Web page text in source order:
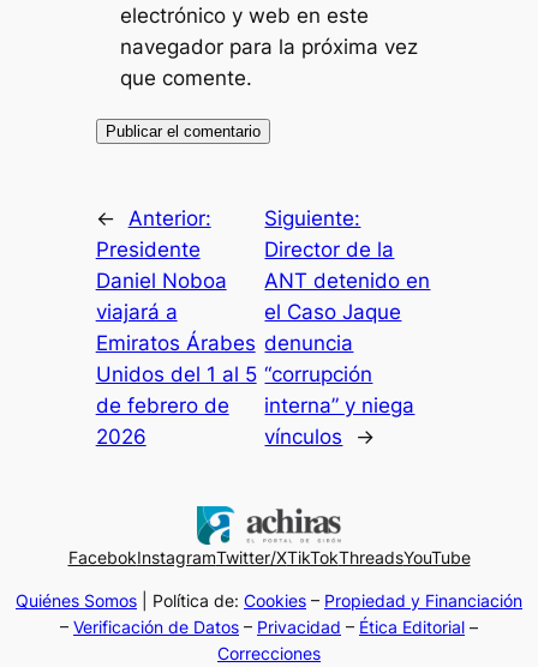
electrónico y web en este
navegador para la próxima vez
que comente.
←
Anterior:
Presidente
Daniel Noboa
viajará a
Emiratos Árabes
Unidos del 1 al 5
de febrero de
2026
Siguiente:
Director de la
ANT detenido en
el Caso Jaque
denuncia
“corrupción
interna” y niega
vínculos
→
FacebokInstagramTwitter/XTikTokThreadsYouTube
Quiénes Somos | Política de: Cookies – Propiedad y Financiación
– Verificación de Datos – Privacidad – Ética Editorial –
Correcciones